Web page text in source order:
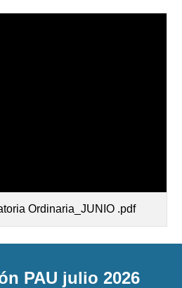
Ordinaria_JUNIO .pdf
PAU julio 2026